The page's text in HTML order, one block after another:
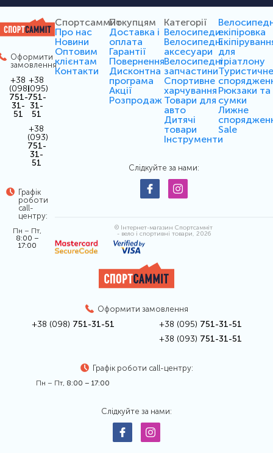
Оформити
замовлення
+38
(098)
751-
31-
51
+38
(095)
751-
31-
51
+38
(093)
751-
31-
51
Графік
роботи
call-
центру:
Пн – Пт,
8:00 –
17:00
Спортсаммит
Про нас
Новини
Оптовим
клієнтам
Контакти
Покупцям
Доставка і
оплата
Гарантії
Повернення
Дисконтна
програма
Акції
Розпродаж
Категорії
Велосипеди
Велосипедні
аксесуари
Велосипедні
запчастини
Спортивне
харчування
Товари для
авто
Дитячі
товари
Інструменти
екіпіровка
для
тріатлону
Рюкзаки та
сумки
Лижне
Sale
Слідкуйте за нами:
© Інтернет-магазин Спортсамміт
- вело і спортивні товари, 2026
Оформити замовлення
+38 (098) 751-31-51 +38 (095) 751-31-51
+38 (093) 751-31-51
Графік роботи call-центру:
Пн – Пт, 8:00 – 17:00
Слідкуйте за нами: